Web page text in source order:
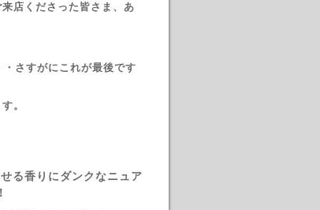
店くださった皆さま、あ
さすがにこれが最後です
。
る香りにダンクなニュア